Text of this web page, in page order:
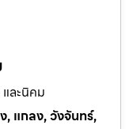
และนิคม
, แกลง, วังจันทร์,